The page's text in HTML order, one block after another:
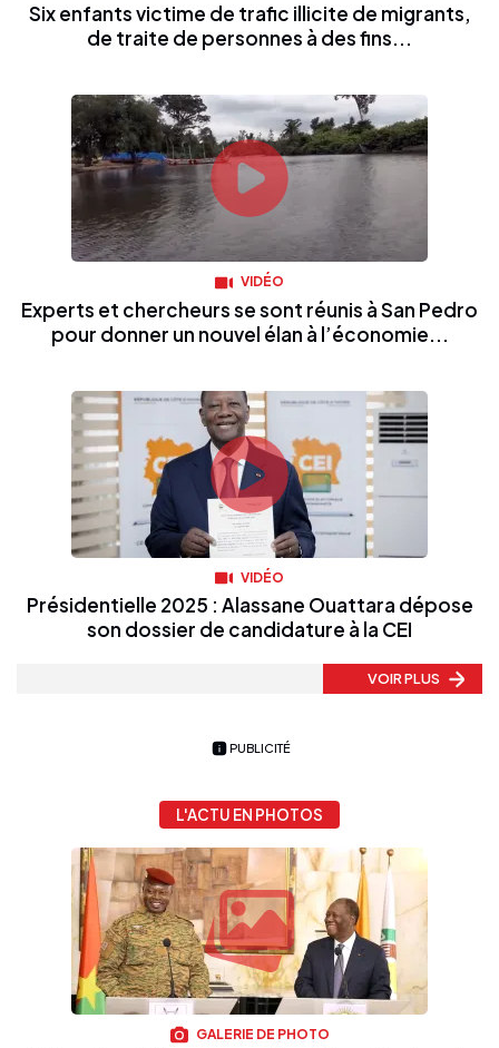
Six enfants victime de trafic illicite de migrants,
de traite de personnes à des fins...
VIDÉO
Experts et chercheurs se sont réunis à San Pedro
pour donner un nouvel élan à l’économie...
VIDÉO
Présidentielle 2025 : Alassane Ouattara dépose
son dossier de candidature à la CEI
VOIR PLUS
PUBLICITÉ
L'ACTU EN PHOTOS
GALERIE DE PHOTO